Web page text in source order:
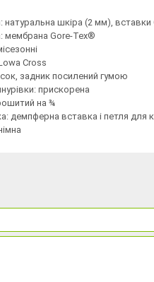
натуральна шкіра (2 мм),
мембрана Gore-Tex®
Cross
задник посилений гумою
прискорена
на ¾
демпферна вставка і петля для